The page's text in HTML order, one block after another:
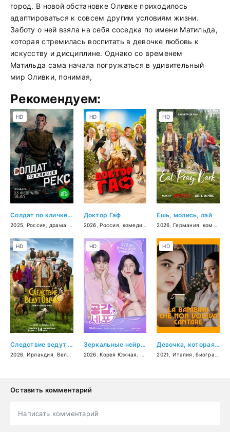
город. В новой обстановке Оливке приходилось
адаптироваться к совсем другим условиям жизни.
Заботу о ней взяла на себя соседка по имени Матильда,
которая стремилась воспитать в девочке любовь к
искусству и дисциплине. Однако со временем
Матильда сама начала погружаться в удивительный
мир Оливки, понимая,
Рекомендуем:
Солдат по кличке Рекс
2025 Россия драма военный
HD
Доктор Гаф
2026 ,Россия комедия фэнтези ,семейный
HD
Ешь, молись, лай
2026 Германия комедия
HD
Следствие ведут овечки
2026 Ирландия Великобритания ,США ,детектив комедия ,фэнтези
HD
Зеркальные нейроны
2026 ,Корея Южная мелодрама ,фэнтези
HD
Девочка, которая не хотела петь
2021 Италия ,биография
HD
Оставить комментарий
Написать комментарий